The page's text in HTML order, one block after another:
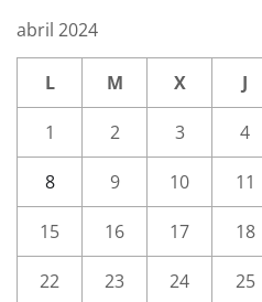
abril 2024
L M X J
1 2 3 4
8 9 10 11
15 16 17 18
22 23 24 25